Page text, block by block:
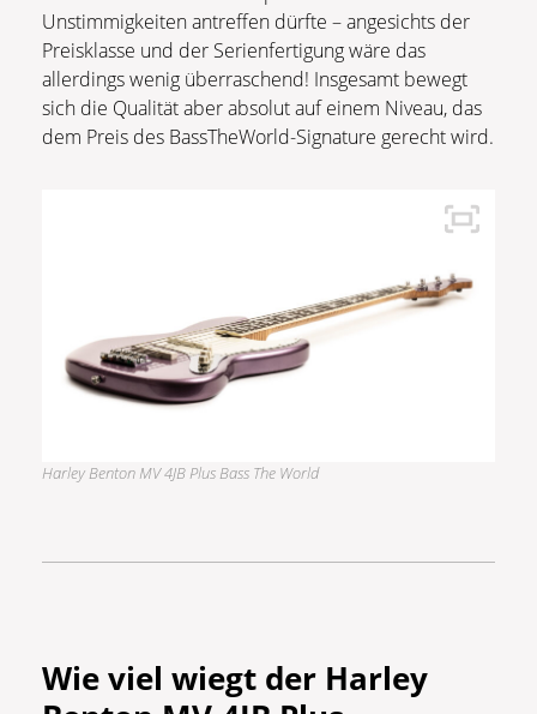
Unstimmigkeiten antreffen dürfte – angesichts der
Preisklasse und der Serienfertigung wäre das
allerdings wenig überraschend! Insgesamt bewegt
sich die Qualität aber absolut auf einem Niveau, das
dem Preis des BassTheWorld-Signature gerecht wird.
Harley Benton MV 4JB Plus Bass The World
Wie viel wiegt der Harley